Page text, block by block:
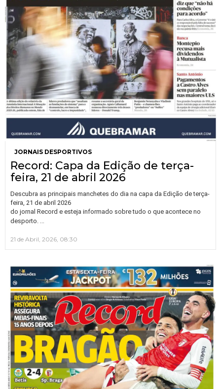
JORNAIS DESPORTIVOS
Record: Capa da Edição de terça-
feira, 21 de abril 2026
Descubra as principais manchetes do dia na capa da Edição de terça-
feira, 21 de abril 2026
do jornal Record e esteja informado sobre tudo o que acontece no
desporto.
21 de Abril, 2026, 08:30